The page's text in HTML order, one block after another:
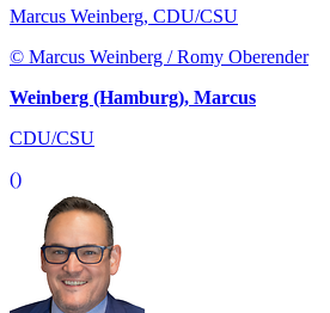
Marcus Weinberg, CDU/CSU
© Marcus Weinberg / Romy Oberender
Weinberg (Hamburg), Marcus
CDU/CSU
()